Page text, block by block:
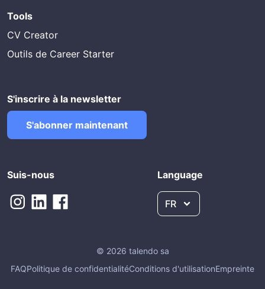
Tools
CV Creator
Outils de Career Starter
S'inscrire à la newsletter
S'abonner maintenant
Suis-nous Language
FR
© 2026 talendo sa
FAQPolitique de confidentialitéConditions d'utilisationEmpreinte